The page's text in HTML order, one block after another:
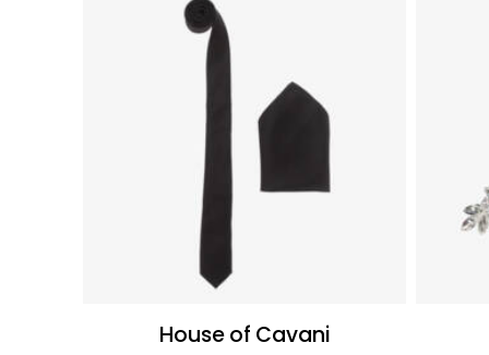
House of Cavani